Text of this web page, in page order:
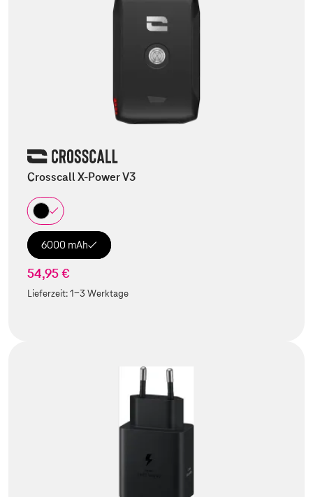
Crosscall X-Power V3
6000 mAh
54,95 €
Lieferzeit:1-3 Werktage